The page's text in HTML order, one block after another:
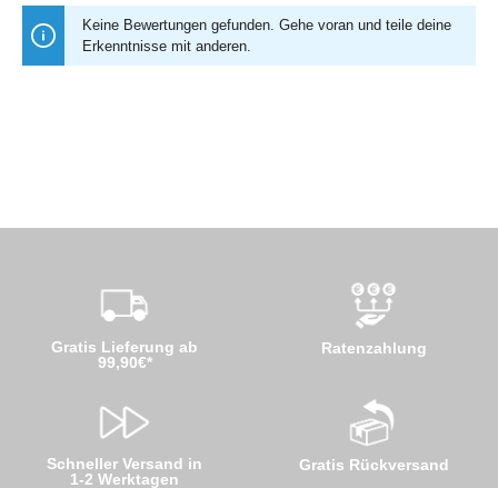
Keine Bewertungen gefunden. Gehe voran und teile deine
Erkenntnisse mit anderen.
Gratis Lieferung ab
99,90€*
Schneller Versand in
1-2 Werktagen
Ratenzahlung
Gratis Rückversand